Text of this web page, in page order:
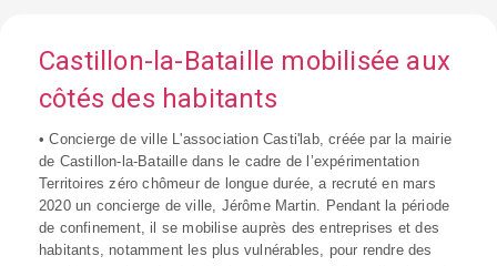
Castillon-la-Bataille mobilisée aux
côtés des habitants
• Concierge de ville L'association Casti'lab, créée par la mairie
de Castillon-la-Bataille dans le cadre de l’expérimentation
Territoires zéro chômeur de longue durée, a recruté en mars
2020 un concierge de ville, Jérôme Martin. Pendant la période
de confinement, il se mobilise auprès des entreprises et des
habitants, notamment les plus vulnérables, pour rendre des